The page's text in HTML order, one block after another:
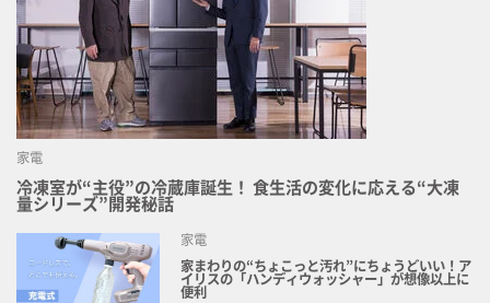
家電
冷凍室が“主役”の冷蔵庫誕生！ 食生活の変化に応える“大凍
量シリーズ”開発秘話
家電
家まわりの“ちょこっと汚れ”にちょうどいい！ア
イリスの「ハンディウォッシャー」が想像以上に
便利